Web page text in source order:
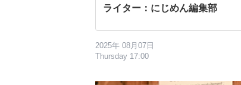
ライター：にじめん編集部
2025年 08月07日
Thursday 17:00